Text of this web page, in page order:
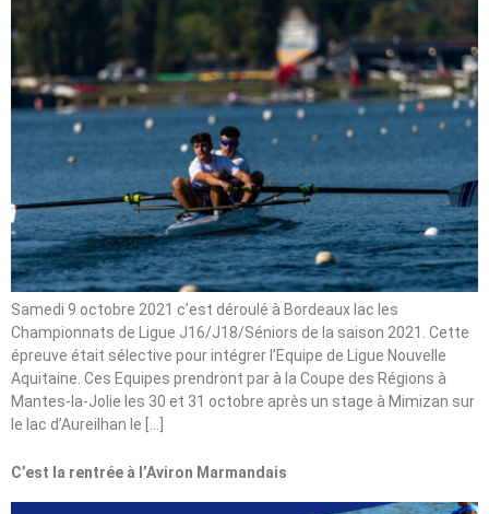
Samedi 9 octobre 2021 c’est déroulé à Bordeaux lac les
Championnats de Ligue J16/J18/Séniors de la saison 2021. Cette
épreuve était sélective pour intégrer l’Equipe de Ligue Nouvelle
Aquitaine. Ces Equipes prendront par à la Coupe des Régions à
Mantes-la-Jolie les 30 et 31 octobre après un stage à Mimizan sur
le lac d’Aureilhan le […]
C’est la rentrée à l’Aviron Marmandais